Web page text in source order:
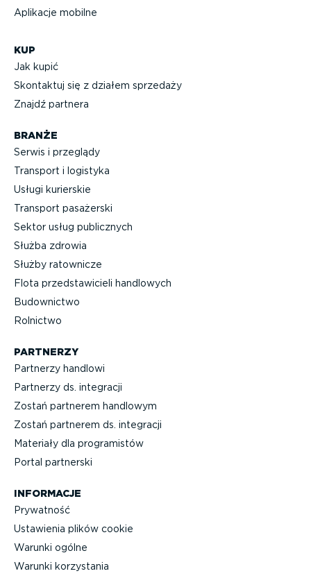
Aplikacje mobilne
KUP
Jak kupić
Skontaktuj się z działem sprzedaży
Znajdź partnera
BRANŻE
Serwis i przeglądy
Transport i logistyka
Usługi kurierskie
Transport pasażerski
Sektor usług publicznych
Służba zdrowia
Służby ratownicze
Flota przed­sta­wi­cieli handlowych
Budownictwo
Rolnictwo
PARTNERZY
Partnerzy handlowi
Partnerzy ds. integracji
Zostań partnerem handlowym
Zostań partnerem ds. integracji
Materiały dla progra­mistów
Portal partnerski
INFORMACJE
Prywatność
Ustawienia plików cookie
Warunki ogólne
Warunki korzystania